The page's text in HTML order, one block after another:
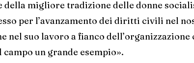
della migliore tradizione delle donne
per l’avanzamento dei diritti civili nel
nel suo lavoro a fianco dell’organizzazione
un grande esempio».